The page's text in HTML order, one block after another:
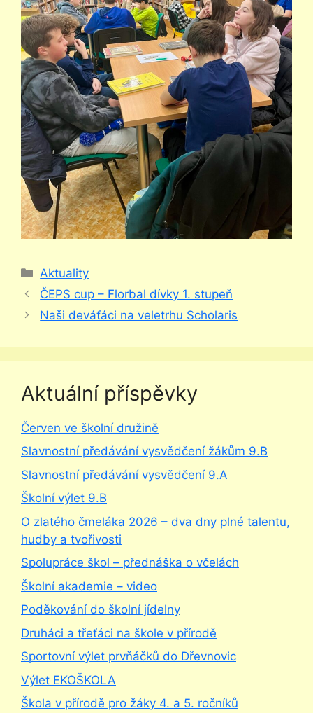
Rubriky
Aktuality
ČEPS cup – Florbal dívky 1. stupeň
Naši deváťáci na veletrhu Scholaris
Aktuální příspěvky
Červen ve školní družině
Slavnostní předávání vysvědčení žákům 9.B
Slavnostní předávání vysvědčení 9.A
Školní výlet 9.B
O zlatého čmeláka 2026 – dva dny plné talentu,
hudby a tvořivosti
Spolupráce škol – přednáška o včelách
Školní akademie – video
Poděkování do školní jídelny
Druháci a třeťáci na škole v přírodě
Sportovní výlet prvňáčků do Dřevnovic
Výlet EKOŠKOLA
Škola v přírodě pro žáky 4. a 5. ročníků